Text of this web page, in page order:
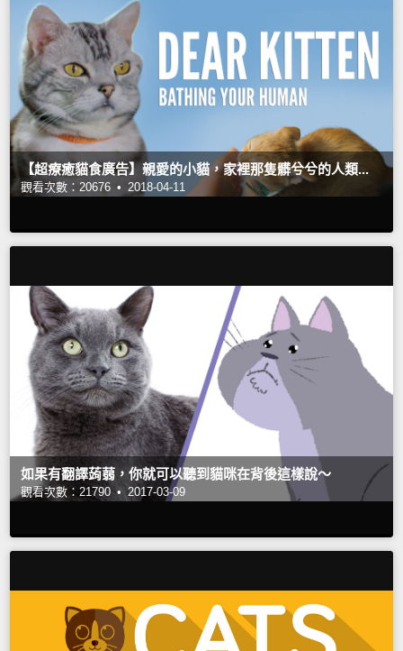
【超療癒貓食廣告】親愛的小貓，家裡那隻髒兮兮的人類...
觀看次數：20676 • 2018-04-11
如果有翻譯蒟蒻，你就可以聽到貓咪在背後這樣說～
觀看次數：21790 • 2017-03-09